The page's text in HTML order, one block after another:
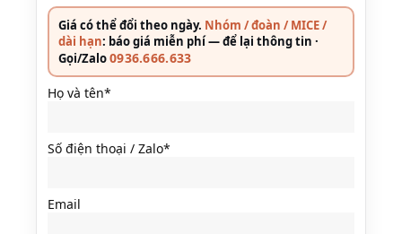
Giá có thể đổi theo ngày. Nhóm / đoàn / MICE /
dài hạn: báo giá miễn phí — để lại thông tin ·
Gọi/Zalo0936.666.633
Họ và tên*
Số điện thoại / Zalo*
Email